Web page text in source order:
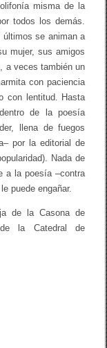
misma de la
todos los demás.
se animan a
mujer, sus amigos
a veces también un
con paciencia
con lentitud. Hasta
de la poesía
llena de fuegos
por la editorial de
Nada de
a la poesía –contra
puede engañar.
de la Casona de
la Catedral de